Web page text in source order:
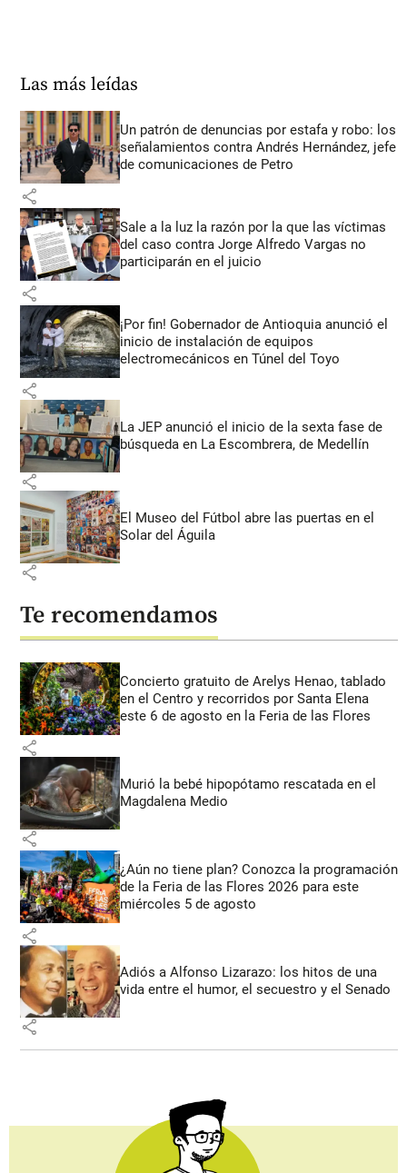
Las más leídas
Un patrón de denuncias por estafa y robo: los
señalamientos contra Andrés Hernández, jefe
de comunicaciones de Petro
share
Sale a la luz la razón por la que las víctimas
del caso contra Jorge Alfredo Vargas no
participarán en el juicio
share
¡Por fin! Gobernador de Antioquia anunció el
inicio de instalación de equipos
electromecánicos en Túnel del Toyo
share
La JEP anunció el inicio de la sexta fase de
búsqueda en La Escombrera, de Medellín
share
El Museo del Fútbol abre las puertas en el
Solar del Águila
share
Te recomendamos
Concierto gratuito de Arelys Henao, tablado
en el Centro y recorridos por Santa Elena
este 6 de agosto en la Feria de las Flores
share
Murió la bebé hipopótamo rescatada en el
Magdalena Medio
share
¿Aún no tiene plan? Conozca la programación
de la Feria de las Flores 2026 para este
miércoles 5 de agosto
share
Adiós a Alfonso Lizarazo: los hitos de una
vida entre el humor, el secuestro y el Senado
share